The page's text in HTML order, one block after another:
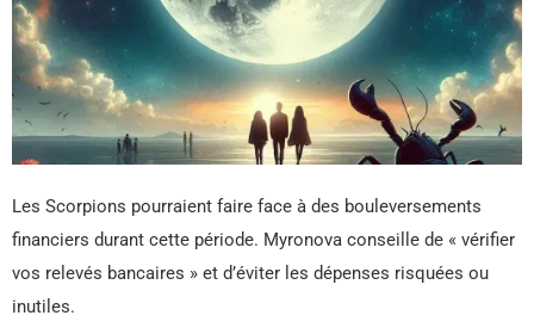
Les Scorpions pourraient faire face à des bouleversements
financiers durant cette période. Myronova conseille de « vérifier
vos relevés bancaires » et d’éviter les dépenses risquées ou
inutiles.